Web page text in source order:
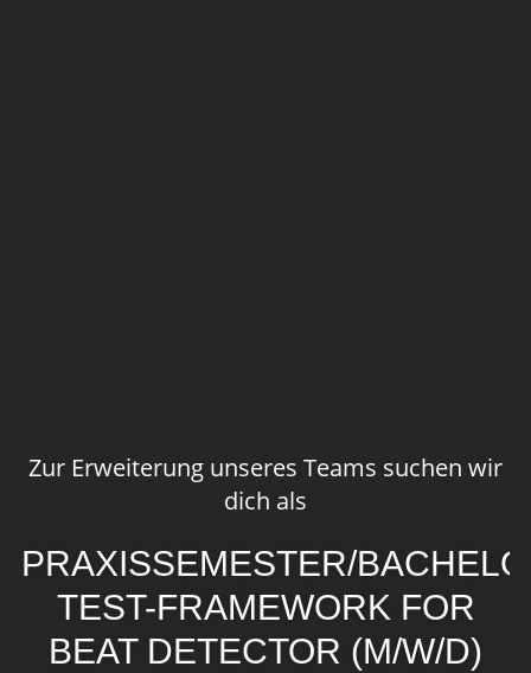
Zur Erweiterung unseres Teams suchen wir
dich als
PRAXISSEMESTER/
TEST-FRAMEWORK FOR
BEAT DETECTOR (M/W/D)